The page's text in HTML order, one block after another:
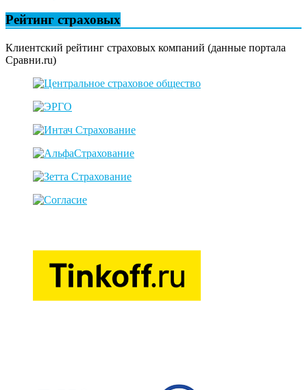
Рейтинг страховых
Клиентский рейтинг страховых компаний (данные портала
Сравни.ru)